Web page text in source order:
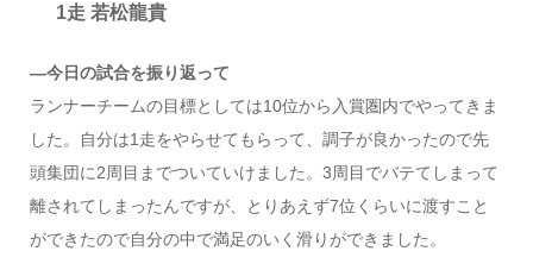
1走 若松龍貴
―今日の試合を振り返って
ランナーチームの目標としては10位から入賞圏内でやってきま
した。自分は1走をやらせてもらって、調子が良かったので先
頭集団に2周目までついていけました。3周目でバテてしまって
離されてしまったんですが、とりあえず7位くらいに渡すこと
ができたので自分の中で満足のいく滑りができました。